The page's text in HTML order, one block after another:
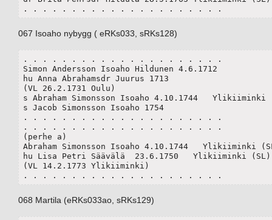
. . . . . . . . . . . . . . . . . . . . .
067 Isoaho nybygg ( eRKs033, sRKs128)
. . . . . . . . . . . . . . . . . . . . .
Simon Andersson Isoaho Hildunen 4.6.1712
hu Anna Abrahamsdr Juurus 1713
(VL 26.2.1731 Oulu)
s Abraham Simonsson Isoaho 4.10.1744
s Jacob Simonsson Isoaho 1754
. . . . . . . . . . . . . . . . . . . . .
. . . . . . . . . . . . . . . . . . . . .
(perhe a)
Abraham Simonsson Isoaho 4.10.1744   Ylikiiminki
hu Lisa Petri Säävälä  23.6.1750   Ylikiiminki (SL)
(VL 14.2.1773 Ylikiiminki)
. . . . . . . . . . . . . . . . . . . . .
068 Martila (eRKs033ao, sRKs129)